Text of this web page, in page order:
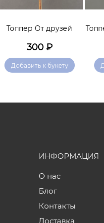
Топпер От друзей
300₽
Добавить к букету
ИНФОРМАЦИЯ
О нас
Блог
Контакты
Доставка